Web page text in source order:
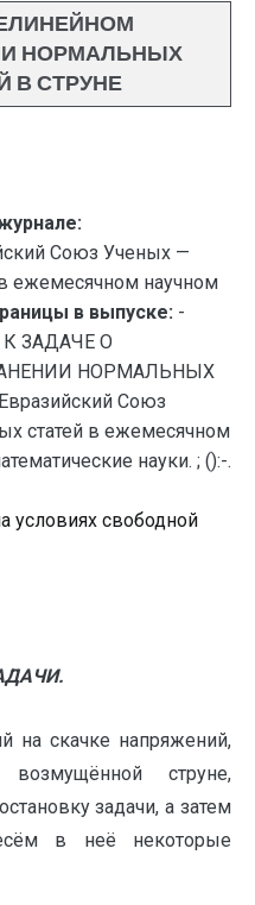
НОРМАЛЬНЫХ
В СТРУНЕ
Союз Ученых —
ежемесячном научном
в выпуске: -
К ЗАДАЧЕ О
НОРМАЛЬНЫХ
Союз
статей в ежемесячном
науки. ; ():-.
условиях свободной
на скачке напряжений,
струне,
задачи, а затем
в неё некоторые